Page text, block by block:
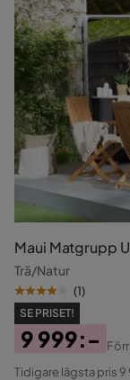
Maui Matgrupp
Trä/Natur
(1)
SE PRISET!
Pris
9 999:-
Original
Förr
Tidigare lägsta pris